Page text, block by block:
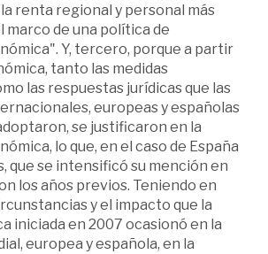
renta regional y personal más
marco de una política de
Y, tercero, porque a partir
tanto las medidas
las respuestas jurídicas que las
europeas y españolas
se justificaron en la
lo que, en el caso de España
que se intensificó su mención en
los años previos. Teniendo en
y el impacto que la
iniciada en 2007 ocasionó en la
europea y española, en la